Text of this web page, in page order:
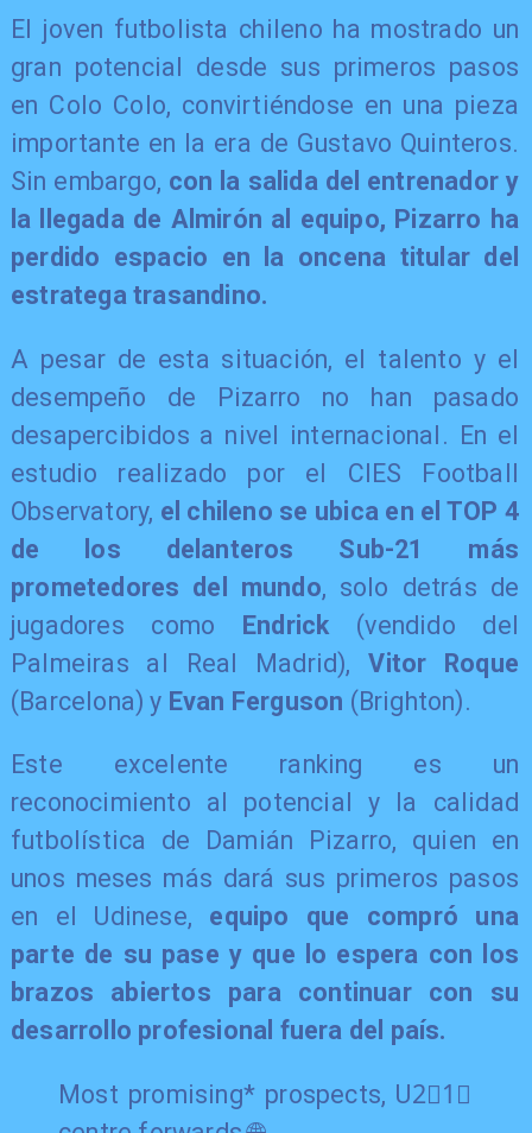
​El joven futbolista chileno ha mostrado un
gran potencial desde sus primeros pasos
en Colo Colo, convirtiéndose en una pieza
importante en la era de Gustavo Quinteros.
Sin embargo, con la salida del entrenador y
la llegada de Almirón al equipo, Pizarro ha
perdido espacio en la oncena titular del
estratega trasandino.
A pesar de esta situación, el talento y el
desempeño de Pizarro no han pasado
desapercibidos a nivel internacional. En el
estudio realizado por el CIES Football
Observatory, el chileno se ubica en el TOP 4
de los delanteros Sub-21 más
prometedores del mundo, solo detrás de
jugadores como Endrick (vendido del
Palmeiras al Real Madrid),Vitor Roque
(Barcelona) y Evan Ferguson (Brighton).
Este excelente ranking es un
reconocimiento al potencial y la calidad
futbolística de Damián Pizarro, quien en
unos meses más dará sus primeros pasos
en el Udinese, equipo que compró una
parte de su pase y que lo espera con los
brazos abiertos para continuar con su
desarrollo profesional fuera del país.
Most promising* prospects, U2⃣1⃣